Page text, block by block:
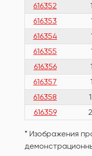
616352
616353
616354
616355
616356
616357
616358
616359
* Изображения